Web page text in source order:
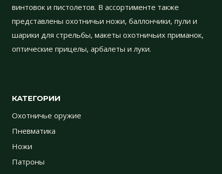
винтовок и пистолетов. В ассортименте также
представлены охотничьи ножи, баллончики, пули и
шарики для стрельбы, макеты охотничьих приманок,
оптические прицелы, арбалеты и луки.
КАТЕГОРИИ
Охотничье оружие
Пневматика
Ножи
Патроны